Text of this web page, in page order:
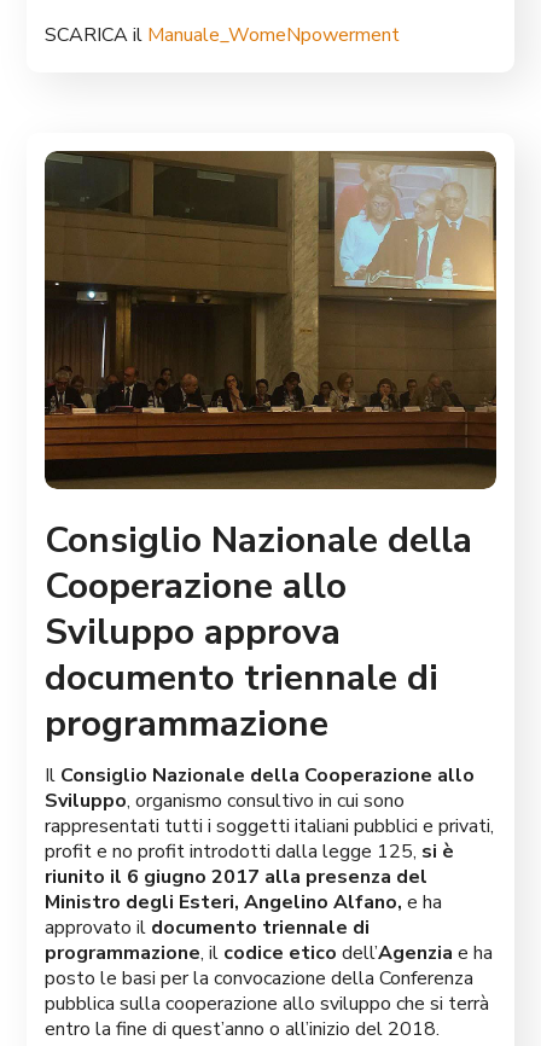
SCARICA il Manuale_WomeNpowerment
Consiglio Nazionale della
Cooperazione allo
Sviluppo approva
documento triennale di
programmazione
Il Consiglio Nazionale della Cooperazione allo
Sviluppo, organismo consultivo in cui sono
rappresentati tutti i soggetti italiani pubblici e privati,
profit e no profit introdotti dalla legge 125, si è
riunito il 6 giugno 2017 alla presenza del
Ministro degli Esteri, Angelino Alfano, e ha
approvato il documento triennale di
programmazione, il codice etico dell’Agenzia e ha
posto le basi per la convocazione della Conferenza
pubblica sulla cooperazione allo sviluppo che si terrà
entro la fine di quest’anno o all’inizio del 2018.